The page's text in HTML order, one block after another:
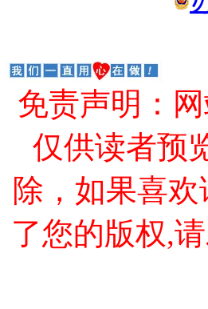
免责声明：
仅供读者预
除，如果喜
了您的版权,